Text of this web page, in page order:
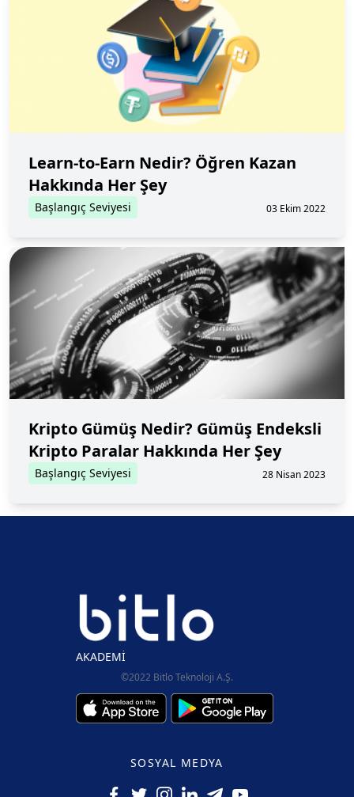
Learn-to-Earn Nedir? Öğren Kazan
Hakkında Her Şey
Başlangıç Seviyesi 03 Ekim 2022
Kripto Gümüş Nedir? Gümüş Endeksli
Kripto Paralar Hakkında Her Şey
Başlangıç Seviyesi 28 Nisan 2023
AKADEMİ
©2022 Bitlo Teknoloji A.Ş.
SOSYAL MEDYA